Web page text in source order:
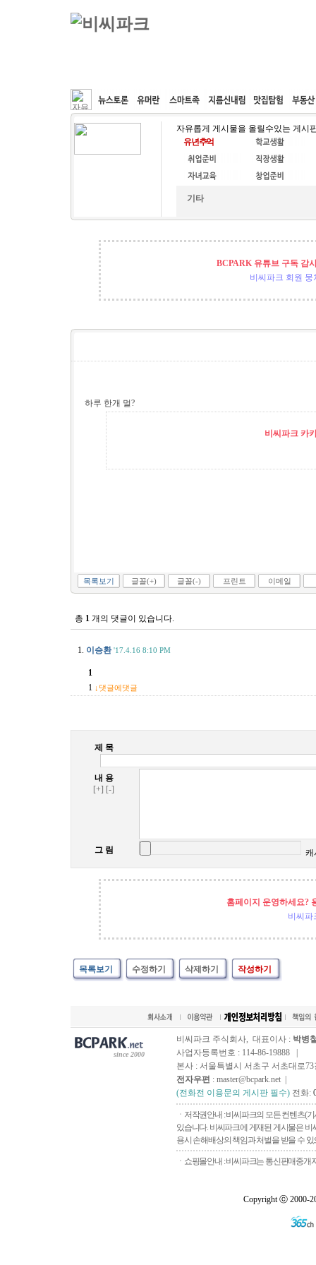
커뮤니티 속도패치 웹호스팅 공동구매
자유롭게 게시물을 올릴수있는 게시
기타
BCPARK 유튜브 구독 감
비씨파크 회원 뭉
하루 한개 멀?
비씨파크 카
목록보기 글꼴(+) 글꼴(-) 프린트 이메일
총 1 개의 댓글이 있습니다.
1. 이승환 '17.4.16 8:10 PM
1
1 ↓댓글에댓글
제 목
내 용
[+] [-]
그 림 캐
홈페이지 운영하세요?
비씨파
목록보기 수정하기 삭제하기 작성하기
since 2000
비씨파크 주식회사, 대표이사 : 박병
사업자등록번호 : 114-86-19888 |
본사 : 서울특별시 서초구 서초대로73
전자우편 : master@bcpark.net |
(전화전 이용문의 게시판 필수) 전화:
ㆍ저작권안내 : 비씨파크의 모든 컨텐츠(
있습니다. 비씨파크에 게재된 게시물은
용시 손해배상의 책임과 처벌을 받을 수
ㆍ쇼핑몰안내 : 비씨파크는 통신판매중개
Copyright ⓒ 2000-